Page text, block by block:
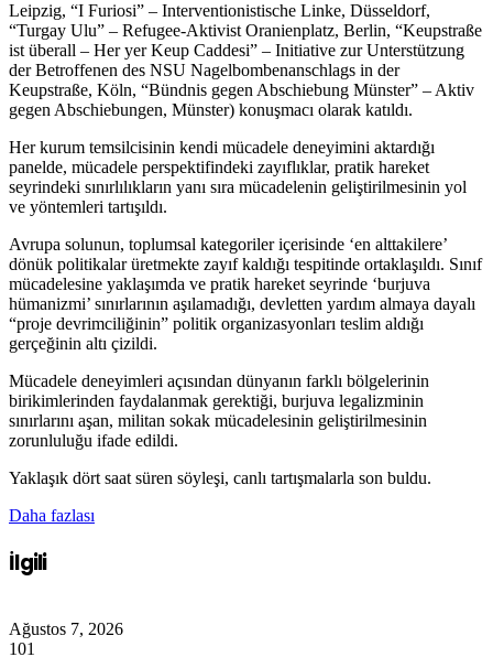
Leipzig, “I Furiosi” – Interventionistische Linke, Düsseldorf,
“Turgay Ulu” – Refugee-Aktivist Oranienplatz, Berlin, “Keupstraße
ist überall – Her yer Keup Caddesi” – Initiative zur Unterstützung
der Betroffenen des NSU Nagelbombenanschlags in der
Keupstraße, Köln, “Bündnis gegen Abschiebung Münster” – Aktiv
gegen Abschiebungen, Münster) konuşmacı olarak katıldı.
Her kurum temsilcisinin kendi mücadele deneyimini aktardığı
panelde, mücadele perspektifindeki zayıflıklar, pratik hareket
seyrindeki sınırlılıkların yanı sıra mücadelenin geliştirilmesinin yol
ve yöntemleri tartışıldı.
Avrupa solunun, toplumsal kategoriler içerisinde ‘en alttakilere’
dönük politikalar üretmekte zayıf kaldığı tespitinde ortaklaşıldı. Sınıf
mücadelesine yaklaşımda ve pratik hareket seyrinde ‘burjuva
hümanizmi’ sınırlarının aşılamadığı, devletten yardım almaya dayalı
“proje devrimciliğinin” politik organizasyonları teslim aldığı
gerçeğinin altı çizildi.
Mücadele deneyimleri açısından dünyanın farklı bölgelerinin
birikimlerinden faydalanmak gerektiği, burjuva legalizminin
sınırlarını aşan, militan sokak mücadelesinin geliştirilmesinin
zorunluluğu ifade edildi.
Yaklaşık dört saat süren söyleşi, canlı tartışmalarla son buldu.
Daha fazlası
İlgili
Ağustos 7, 2026
101